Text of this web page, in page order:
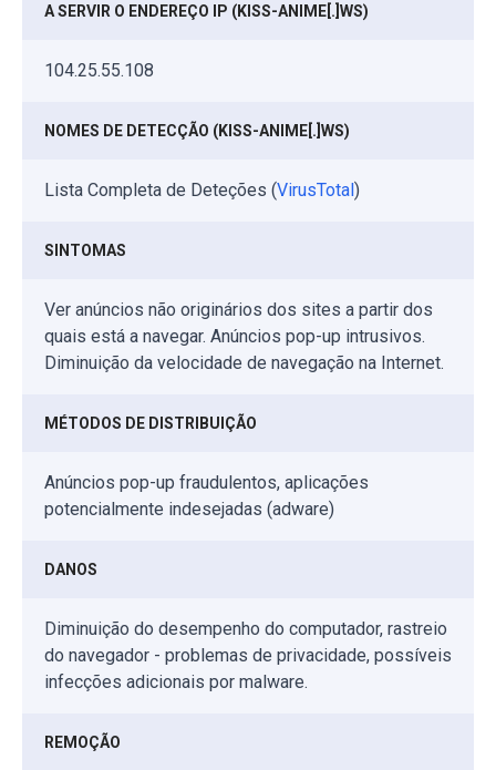
A SERVIR O ENDEREÇO IP (KISS-ANIME[.]WS)
104.25.55.108
NOMES DE DETECÇÃO (KISS-ANIME[.]WS)
Lista Completa de Deteções (VirusTotal)
SINTOMAS
Ver anúncios não originários dos sites a partir dos
quais está a navegar. Anúncios pop-up intrusivos.
Diminuição da velocidade de navegação na Internet.
MÉTODOS DE DISTRIBUIÇÃO
Anúncios pop-up fraudulentos, aplicações
potencialmente indesejadas (adware)
DANOS
Diminuição do desempenho do computador, rastreio
do navegador - problemas de privacidade, possíveis
infecções adicionais por malware.
REMOÇÃO